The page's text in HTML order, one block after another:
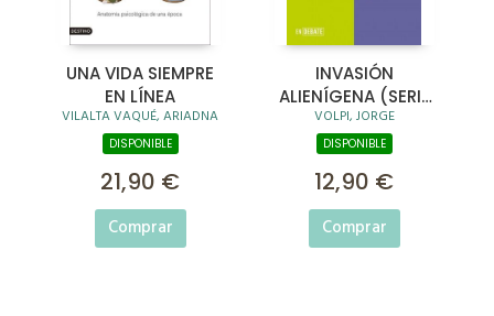
UNA VIDA SIEMPRE
EN LÍNEA
VILALTA VAQUÉ, ARIADNA
DISPONIBLE
21,90 €
Comprar
INVASIÓN
ALIENÍGENA (SERIE
ENDEBATE)
VOLPI, JORGE
DISPONIBLE
12,90 €
Comprar